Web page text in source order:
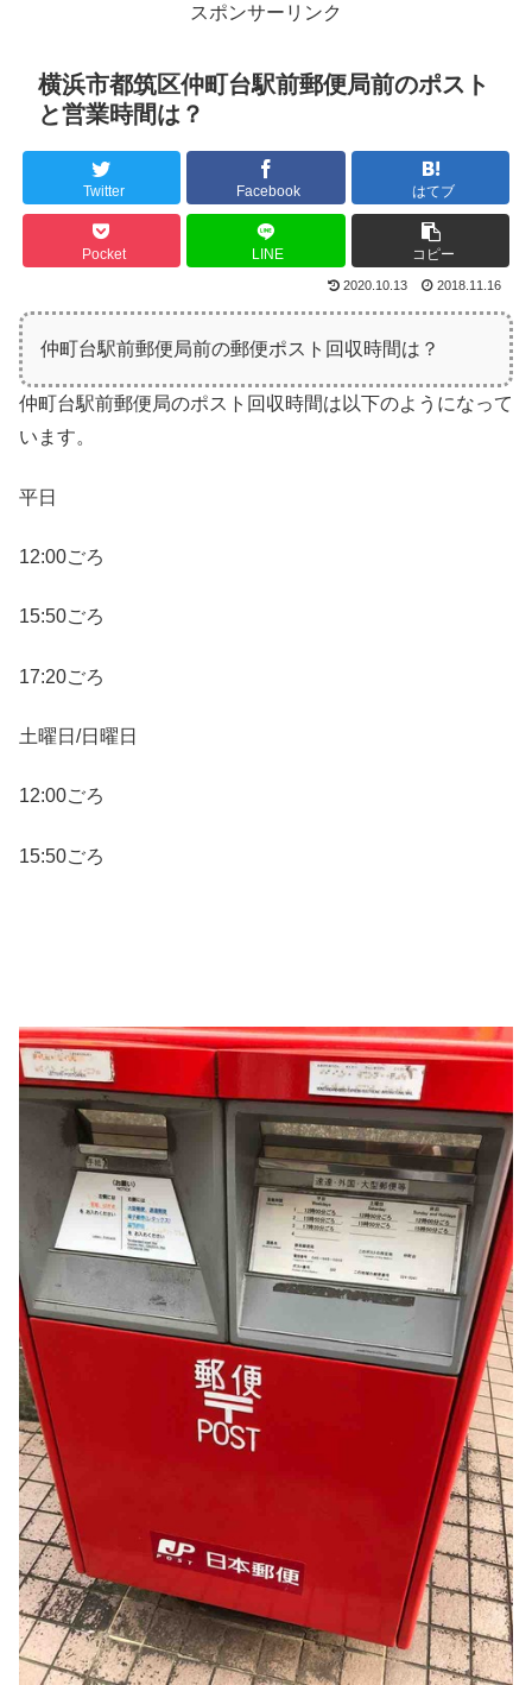
スポンサーリンク
横浜市都筑区仲町台駅前郵便局前のポスト
と営業時間は？
Twitter Facebook はてブ
Pocket LINE コピー
2020.10.13 2018.11.16
仲町台駅前郵便局前の郵便ポスト回収時間は？
仲町台駅前郵便局のポスト回収時間は以下のようになって
います。
平日
12:00ごろ
15:50ごろ
17:20ごろ
土曜日/日曜日
12:00ごろ
15:50ごろ